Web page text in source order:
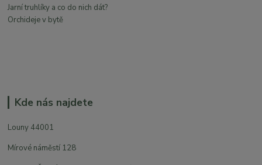
Jarní truhlíky a co do nich dát?
Orchideje v bytě
Kde nás najdete
Louny 44001
Mírové náměstí 128